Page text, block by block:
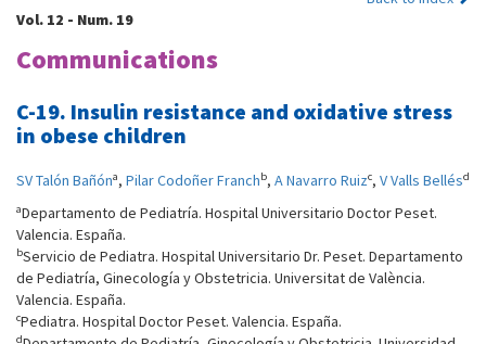
Vol. 12 - Num. 19
Communications
C-19. Insulin resistance and oxidative stress
in obese children
SV Talón Bañóna, Pilar Codoñer Franchb, A Navarro Ruizc, V Valls Bellésd
aDepartamento de Pediatría. Hospital Universitario Doctor Peset.
Valencia. España.
bServicio de Pediatra. Hospital Universitario Dr. Peset. Departamento
de Pediatría, Ginecología y Obstetricia. Universitat de València.
Valencia. España.
cPediatra. Hospital Doctor Peset. Valencia. España.
d